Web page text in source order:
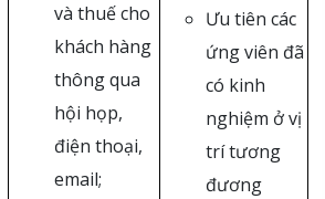
và thuế cho
khách hàng
thông qua
hội họp,
điện thoại,
email;
Ưu tiên các
ứng viên đã
có kinh
nghiệm ở vị
trí tương
đương